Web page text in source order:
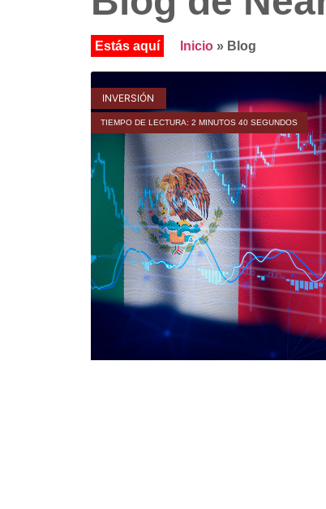
Inicio » Blog
INVERSIÓN
TIEMPO DE LECTURA: 2 MINUTOS 40 SEGUNDOS